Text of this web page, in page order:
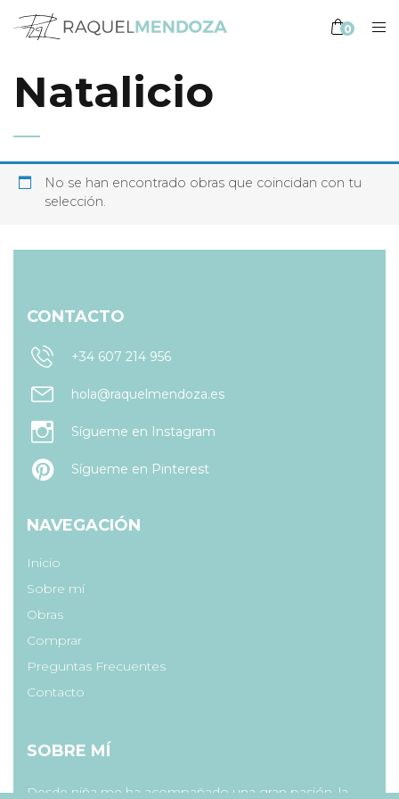
0
Natalicio
No se han encontrado obras que coincidan con tu
selección.
CONTACTO
+34 607 214 956
hola@raquelmendoza.es
Sígueme en Instagram
Sígueme en Pinterest
NAVEGACIÓN
Inicio
Sobre mí
Obras
Comprar
Preguntas Frecuentes
Contacto
SOBRE MÍ
Desde niña me ha acompañado una gran pasión, la